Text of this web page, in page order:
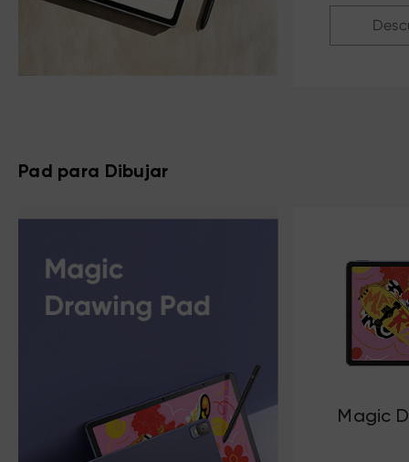
Pad para Dibujar
Magic